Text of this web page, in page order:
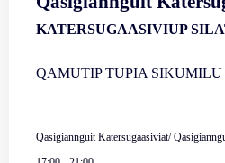
KATERSUGAASIVIUP
QAMUTIP TUPIA
Qasigiannguit Katersugaasiviat/